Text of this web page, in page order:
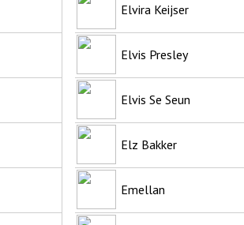
Elvira Keijser
Elvis Presley
Elvis Se Seun
Elz Bakker
Emellan